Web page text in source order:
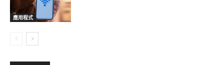
應用程式